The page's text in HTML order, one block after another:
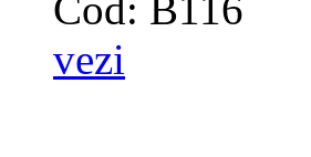
vezi